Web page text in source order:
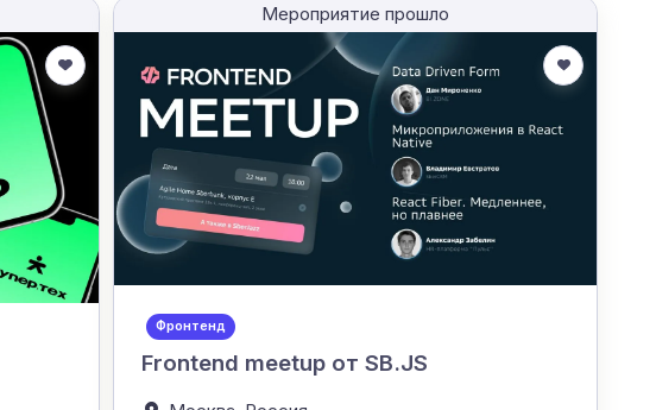
Мероприятие прошло
Фронтенд
Frontend meetup от SB.JS